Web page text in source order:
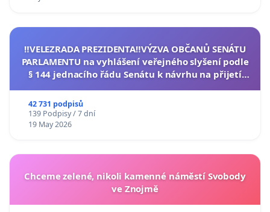
‼️VELEZRADA PREZIDENTA‼️VÝZVA OBČANŮ SENÁTU
PARLAMENTU na vyhlášení veřejného slyšení podle
§ 144 jednacího řádu Senátu k návrhu na přijetí
42 731 podpisů
139 Podpisy / 7 dní
19 May 2026
Chceme zelené, nikoli kamenné náměstí Svobody
ve Znojmě